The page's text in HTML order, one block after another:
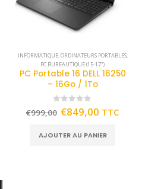
INFORMATIQUE,ORDINATEURS PORTABLES,
PC BUREAUTIQUE (15-17")
PC Portable 16 DELL 16250
– 16Go / 1To
out of 5
€999,00 €849,00 TTC
AJOUTER AU PANIER